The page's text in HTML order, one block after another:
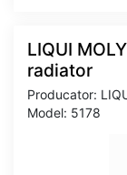
LIQUI
radiator
Producator:
Model: 5178